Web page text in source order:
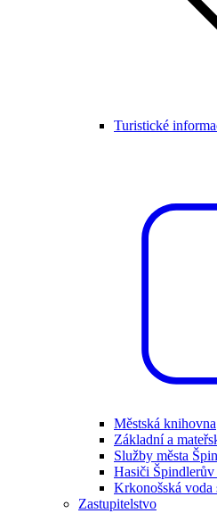
Turistické
Městská knihovna
Základní a
Služby města
Hasiči
Krkonošská voda
Zastupitelstvo